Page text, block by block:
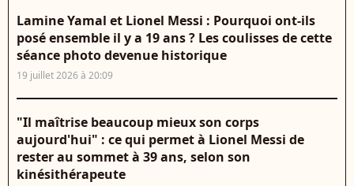
Lamine Yamal et Lionel Messi : Pourquoi ont-ils
posé ensemble il y a 19 ans ? Les coulisses de cette
séance photo devenue historique
19 juillet 2026 à 20:09
"Il maîtrise beaucoup mieux son corps
aujourd'hui" : ce qui permet à Lionel Messi de
rester au sommet à 39 ans, selon son
kinésithérapeute